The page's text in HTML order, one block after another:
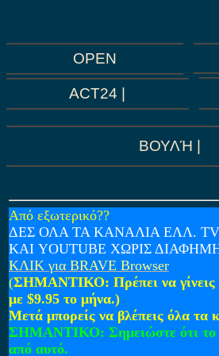
OPEN
ACT24 |
ΒΟΥΛΉ |
Από εξωτερικό??
ΔΕΣ ΟΛΑ ΤΑ ΚΑΝΑΛΙΑ ΕΛΛ.
ΚΑΙ YOUTUBE ΧΩΡΙΣ
ΚΛΙΚ για BRAVE Browser
(ΣΗΜΑΝΤΙΚΟ: Πρέπει να
με $9.95 το μήνα.)
Μετά μπορείς να βλέπεις όλα
ΣΗΜΑΝΤΙΚΟ: Σημειώστε ότι
από αυτό.